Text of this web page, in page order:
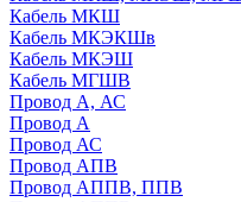
Кабель МКШ
Кабель МКЭКШв
Кабель МКЭШ
Кабель МГШВ
Провод А, АС
Провод А
Провод АС
Провод АПВ
Провод АППВ, ППВ